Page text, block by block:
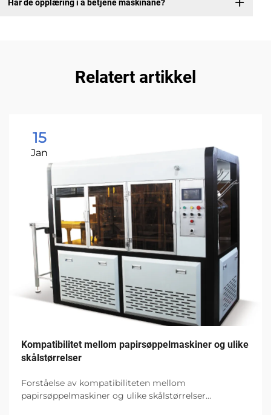
Har de opplæring i å betjene maskinane?
Relatert artikkel
15
Jan
Kompatibilitet mellom papirsøppelmaskiner og ulike
skålstørrelser
Forståelse av kompatibiliteten mellom
papirsøppelmaskiner og ulike skålstørrelser